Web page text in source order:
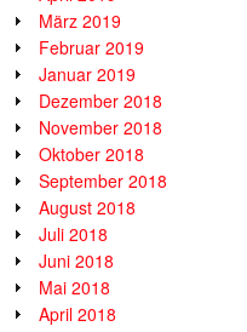
März 2019
Februar 2019
Januar 2019
Dezember 2018
November 2018
Oktober 2018
September 2018
August 2018
Juli 2018
Juni 2018
Mai 2018
April 2018